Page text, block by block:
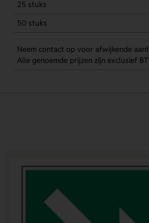
25 stuks
50 stuks
Neem contact op voor afwijkende
Alle genoemde prijzen zijn exclusief